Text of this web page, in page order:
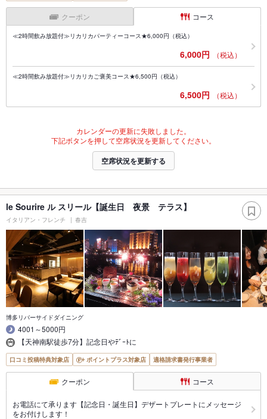
クーポン コース
≪2時間飲み放題付≫リカリカパーティーコース★6,000円（税込）
6,000円 （税込）
≪2時間飲み放題付≫リカリカご褒美コース★6,500円（税込）
6,500円 （税込）
カレンダーの更新に失敗しました。
下記ボタンを押して空席状況を更新してください。
空席状況を更新する
le Sourire ル スリール【誕生日 夜景 テラス】
イタリアン・フレンチ 春吉
博多リバーサイドダイニング
4001～5000円
【天神南駅徒歩7分】記念日やﾃﾞｰﾄに
口コミ投稿特典対象店 ポイントプラス対象店 適格請求書発行事業者
クーポン コース
お電話にて承ります【記念日・誕生日】デザートプレートにメッセージ
をお付けします！